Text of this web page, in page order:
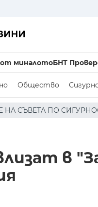
миналотоБНТ
Общество
ДРОН Е
в